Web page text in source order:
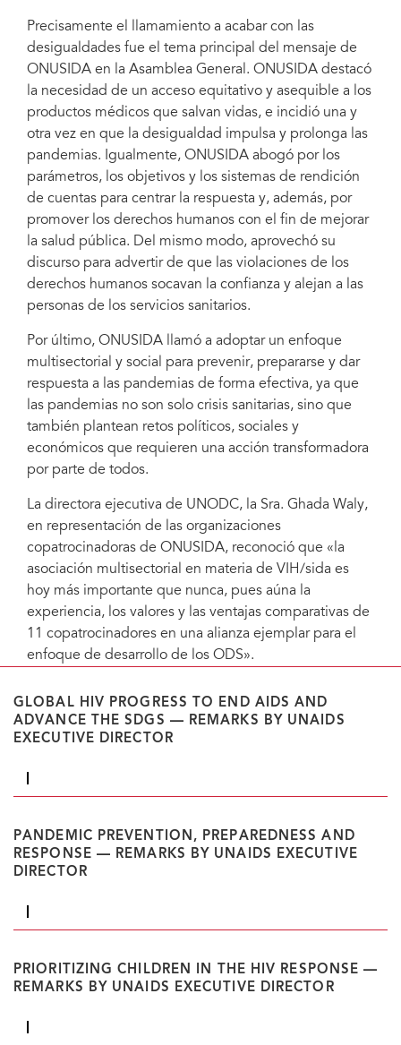
Precisamente el llamamiento a acabar con las
desigualdades fue el tema principal del mensaje de
ONUSIDA en la Asamblea General. ONUSIDA destacó
la necesidad de un acceso equitativo y asequible a los
productos médicos que salvan vidas, e incidió una y
otra vez en que la desigualdad impulsa y prolonga las
pandemias. Igualmente, ONUSIDA abogó por los
parámetros, los objetivos y los sistemas de rendición
de cuentas para centrar la respuesta y, además, por
promover los derechos humanos con el fin de mejorar
la salud pública. Del mismo modo, aprovechó su
discurso para advertir de que las violaciones de los
derechos humanos socavan la confianza y alejan a las
personas de los servicios sanitarios.
Por último, ONUSIDA llamó a adoptar un enfoque
multisectorial y social para prevenir, prepararse y dar
respuesta a las pandemias de forma efectiva, ya que
las pandemias no son solo crisis sanitarias, sino que
también plantean retos políticos, sociales y
económicos que requieren una acción transformadora
por parte de todos.
La directora ejecutiva de UNODC, la Sra. Ghada Waly,
en representación de las organizaciones
copatrocinadoras de ONUSIDA, reconoció que «la
asociación multisectorial en materia de VIH/sida es
hoy más importante que nunca, pues aúna la
experiencia, los valores y las ventajas comparativas de
11 copatrocinadores en una alianza ejemplar para el
enfoque de desarrollo de los ODS».
GLOBAL HIV PROGRESS TO END AIDS AND
ADVANCE THE SDGS — REMARKS BY UNAIDS
EXECUTIVE DIRECTOR
PANDEMIC PREVENTION, PREPAREDNESS AND
RESPONSE — REMARKS BY UNAIDS EXECUTIVE
DIRECTOR
PRIORITIZING CHILDREN IN THE HIV RESPONSE —
REMARKS BY UNAIDS EXECUTIVE DIRECTOR